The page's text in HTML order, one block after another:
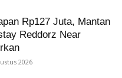
Rp127 Juta, Mantan
Reddorz Near
2026